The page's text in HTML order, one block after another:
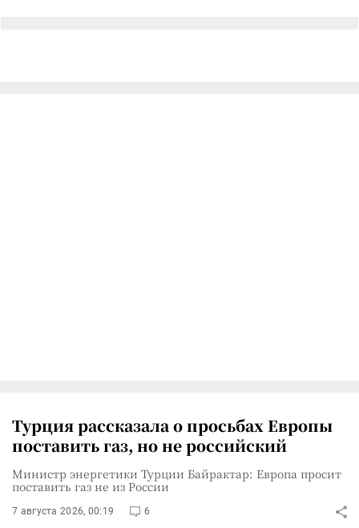
Турция рассказала о просьбах Европы
поставить газ, но не российский
Министр энергетики Турции Байрактар: Европа просит
поставить газ не из России
7 августа 2026, 00:19 6